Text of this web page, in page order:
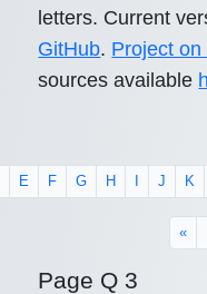
letters. Current
GitHub. Project
sources available
E F G H J K
«
Page Q 3